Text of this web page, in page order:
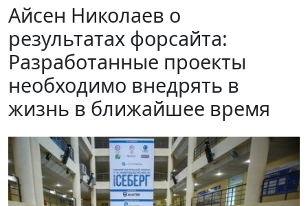
Айсен Николаев о
результатах форсайта:
Разработанные проекты
необходимо внедрять в
жизнь в ближайшее время